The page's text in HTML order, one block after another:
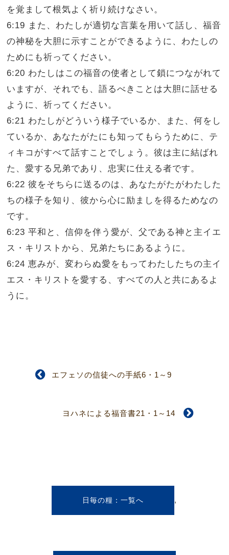
を覚まして根気よく祈り続けなさい。
6:19 また、わたしが適切な言葉を用いて話し、福音
の神秘を大胆に示すことができるように、わたしの
ためにも祈ってください。
6:20 わたしはこの福音の使者として鎖につながれて
いますが、それでも、語るべきことは大胆に話せる
ように、祈ってください。
6:21 わたしがどういう様子でいるか、また、何をし
ているか、あなたがたにも知ってもらうために、テ
ィキコがすべて話すことでしょう。彼は主に結ばれ
た、愛する兄弟であり、忠実に仕える者です。
6:22 彼をそちらに送るのは、あなたがたがわたした
ちの様子を知り、彼から心に励ましを得るためなの
です。
6:23 平和と、信仰を伴う愛が、父である神と主イエ
ス・キリストから、兄弟たちにあるように。
6:24 恵みが、変わらぬ愛をもってわたしたちの主イ
エス・キリストを愛する、すべての人と共にあるよ
うに。
エフェソの信徒への手紙6・1～9
ヨハネによる福音書21・1～14
日毎の糧 ,